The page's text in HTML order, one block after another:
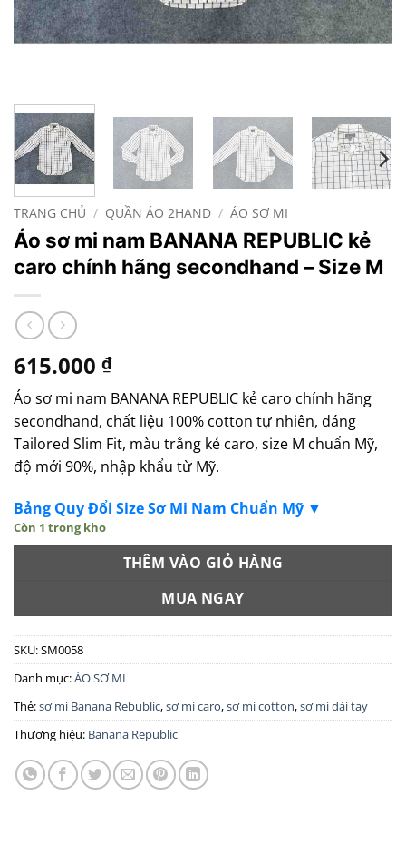
TRANG CHỦ / QUẦN ÁO 2HAND / ÁO SƠ MI
Áo sơ mi nam BANANA REPUBLIC kẻ
caro chính hãng secondhand – Size M
615.000 ₫
Áo sơ mi nam BANANA REPUBLIC kẻ caro chính hãng
secondhand, chất liệu 100% cotton tự nhiên, dáng
Tailored Slim Fit, màu trắng kẻ caro, size M chuẩn Mỹ,
độ mới 90%, nhập khẩu từ Mỹ.
Bảng Quy Đổi Size Sơ Mi Nam Chuẩn Mỹ ▼
Còn 1 trong kho
THÊM VÀO GIỎ HÀNG
MUA NGAY
SKU:SM0058
Danh mục:ÁO SƠ MI
Thẻ:sơ mi Banana Rebublic,sơ mi caro,sơ mi cotton,sơ mi dài tay
Thương hiệu: Banana Republic